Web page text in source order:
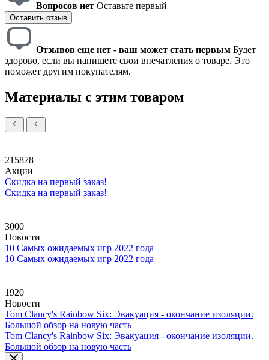
Вопросов нет Оставьте первый
Оставить отзыв
Отзывов еще нет - ваш может стать первым Будет
здорово, если вы напишете свои впечатления о товаре. Это
поможет другим покупателям.
Материалы с этим товаром
215878
Акции
Скидка на первый заказ!
Скидка на первый заказ!
3000
Новости
10 Самых ожидаемых игр 2022 года
10 Самых ожидаемых игр 2022 года
1920
Новости
Tom Clancy's Rainbow Six: Эвакуация - окончание изоляции.
Большой обзор на новую часть
Tom Clancy's Rainbow Six: Эвакуация - окончание изоляции.
Большой обзор на новую часть